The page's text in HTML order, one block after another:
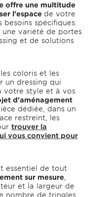
offre une multitude
l'espace de votre
spécifiques.
une variété de portes
et de solutions
coloris et les
un dressing qui
votre style et à vos
d'aménagement
dédiée, dans un
restreint, les
trouver la
vous convient pour
essentiel de tout
sur mesure
et la largeur de
nombre de tringles